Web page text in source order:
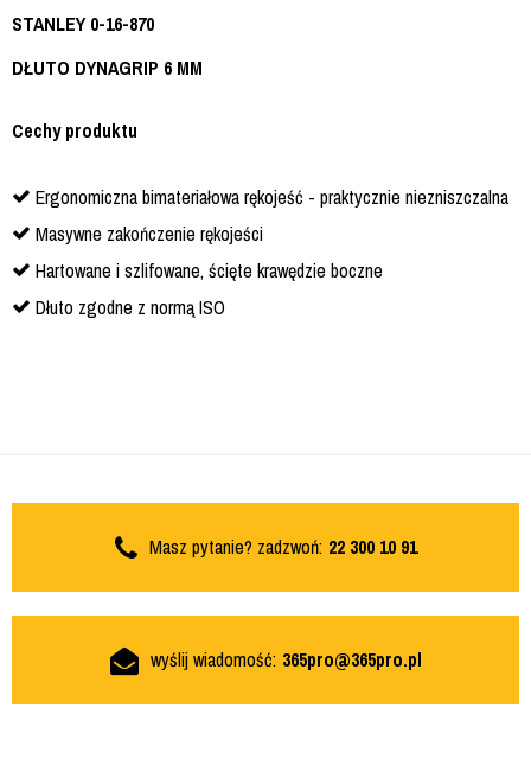
STANLEY 0-16-870
DŁUTO DYNAGRIP 6 MM
Cechy produktu
Ergonomiczna bimateriałowa rękojeść - praktycznie niezniszczalna
Masywne zakończenie rękojeści
Hartowane i szlifowane, ścięte krawędzie boczne
Dłuto zgodne z normą ISO
Masz pytanie? zadzwoń: 22 300 10 91
wyślij wiadomość: 365pro@365pro.pl